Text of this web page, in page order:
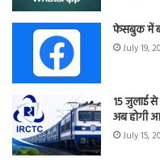
फेसबुक में
July 19,
15 जुलाई से
अब होगी
July 15,